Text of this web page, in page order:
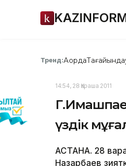
Тренд:Ақорда
14:54, 28 Қараша 2011
үздік
АСТАНА. 28
Назарбаев